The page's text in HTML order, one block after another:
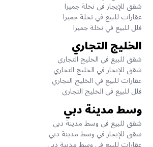
شقق للإيجار في نخلة جميرا
عقارات للبيع في نخلة جميرا
فلل للبيع في نخلة جميرا
الخليج التجاري
شقق للبيع في الخليج التجاري
شقق للإيجار في الخليج التجاري
عقارات للبيع في الخليج التجاري
فلل للبيع في الخليج التجاري
وسط مدينة دبي
شقق للبيع في وسط مدينة دبي
شقق للإيجار في وسط مدينة دبي